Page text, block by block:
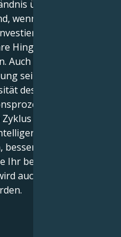
überwinden, die
wenn Sie bereit sind,
um Ihr
Hingabe für das
wenn es
sein mag, ist es
des tiefgreifenden
zu
fortsetzen,
Ihre Intuition
bestes Selbst
auch Ihnen helfen,